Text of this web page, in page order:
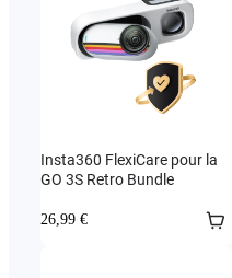
Insta360 FlexiCare pour la
GO 3S Retro Bundle
26,99 €